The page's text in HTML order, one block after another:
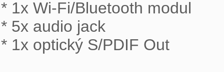
* 1x Wi-Fi/Bluetooth modul
* 5x audio jack
* 1x optický S/PDIF Out